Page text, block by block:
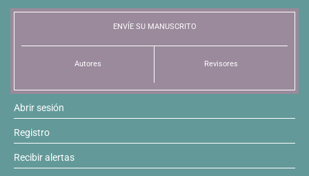
ENVÍE SU MANUSCRITO
Autores Revisores
Abrir sesión
Registro
Recibir alertas